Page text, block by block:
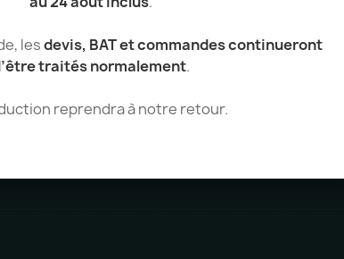
lesdevis, BAT et commandes continueront
traités normalement.
reprendra à notre retour.